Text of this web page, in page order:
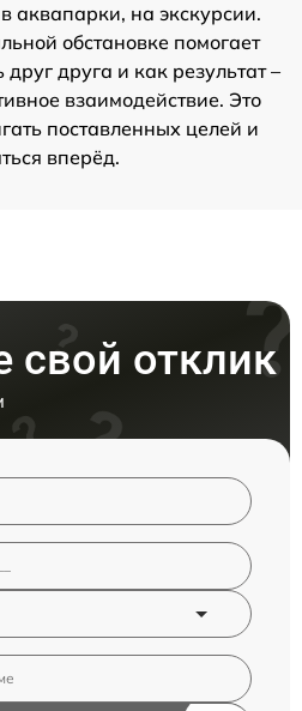
аквапарки, на экскурсии.
обстановке помогает
друга и как результат –
взаимодействие. Это
поставленных целей и
вперёд.
свой отклик